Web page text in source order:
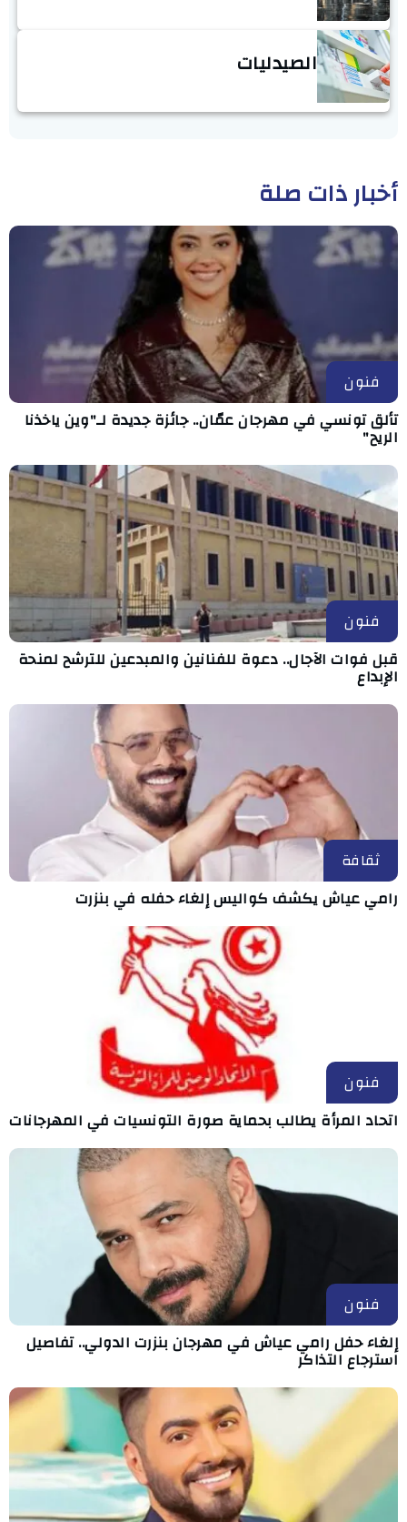
الصيدليات
أخبار ذات صلة
فنون
تألق تونسي في مهرجان عمّان.. جائزة جديدة لـ"وين ياخذنا
الريح"
فنون
قبل فوات الآجال.. دعوة للفنانين والمبدعين للترشح لمنحة
الإبداع
ثقافة
رامي عياش يكشف كواليس إلغاء حفله في بنزرت
فنون
اتحاد المرأة يطالب بحماية صورة التونسيات في المهرجانات
فنون
إلغاء حفل رامي عياش في مهرجان بنزرت الدولي.. تفاصيل
استرجاع التذاكر